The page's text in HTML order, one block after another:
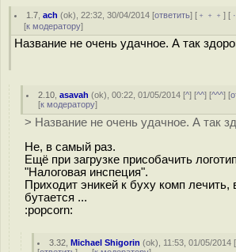
1.7 ,ach (ok), 22:32, 30/04/2014 [ответить] [ ﹢﹢﹢] [
[к модератору]
Название не очень удачное. А так
2.10 ,asavah (ok), 00:22, 01/05/2014 [^] [^^] [^^^] [
[к модератору]
> Название не очень удачное. А так
Не, в самый раз.
Ещё при загрузке присобачить
"Налоговая инспеция".
Приходит эникей к буху комп
бутается ...
:popcorn:
3.32 ,Michael Shigorin (ok), 11:53, 01/05/2014 [